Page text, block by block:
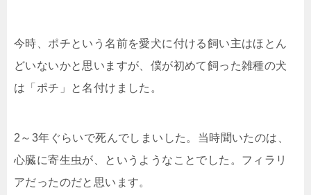
今時、ポチという名前を愛犬に付ける飼い主はほとん
どいないかと思いますが、僕が初めて飼った雑種の犬
は「ポチ」と名付けました。
2～3年ぐらいで死んでしまいした。当時聞いたのは、
心臓に寄生虫が、というようなことでした。フィラリ
アだったのだと思います。